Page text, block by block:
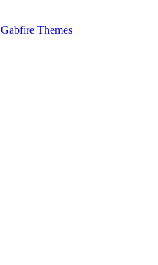
Gabfire Themes